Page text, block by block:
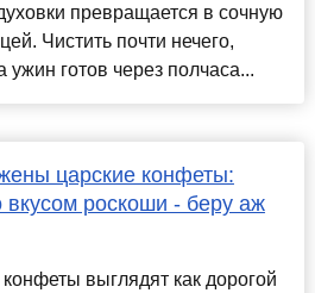
превращается в сочную
Чистить почти нечего,
ужин готов через полчаса...
царские конфеты:
вкусом роскоши - беру аж
выглядят как дорогой